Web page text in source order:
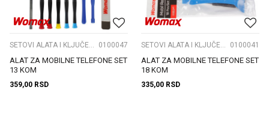
0100047
ALAT ZA MOBILNE TELEFONE SET
13 KOM
359,00 RSD
0100041
ALAT ZA MOBILNE TELEFONE SET
18 KOM
335,00 RSD